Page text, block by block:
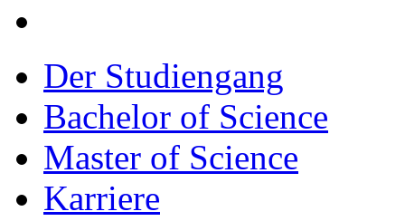
Der Studiengang
Bachelor of Science
Master of Science
Karriere